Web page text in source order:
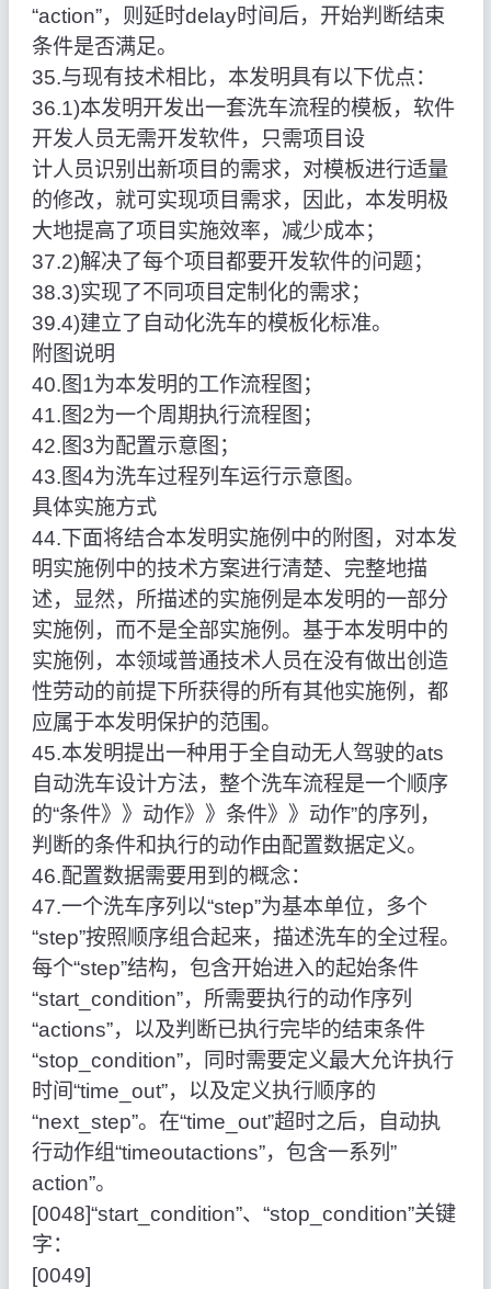
“action”，则延时delay时间后，开始判断结束
条件是否满足。
35.与现有技术相比，本发明具有以下优点：
36.1)本发明开发出一套洗车流程的模板，软件
开发人员无需开发软件，只需项目设
计人员识别出新项目的需求，对模板进行适量
的修改，就可实现项目需求，因此，本发明极
大地提高了项目实施效率，减少成本；
37.2)解决了每个项目都要开发软件的问题；
38.3)实现了不同项目定制化的需求；
39.4)建立了自动化洗车的模板化标准。
附图说明
40.图1为本发明的工作流程图；
41.图2为一个周期执行流程图；
42.图3为配置示意图；
43.图4为洗车过程列车运行示意图。
具体实施方式
44.下面将结合本发明实施例中的附图，对本发
明实施例中的技术方案进行清楚、完整地描
述，显然，所描述的实施例是本发明的一部分
实施例，而不是全部实施例。基于本发明中的
实施例，本领域普通技术人员在没有做出创造
性劳动的前提下所获得的所有其他实施例，都
应属于本发明保护的范围。
45.本发明提出一种用于全自动无人驾驶的ats
自动洗车设计方法，整个洗车流程是一个顺序
的“条件》》动作》》条件》》动作”的序列，
判断的条件和执行的动作由配置数据定义。
46.配置数据需要用到的概念：
47.一个洗车序列以“step”为基本单位，多个
“step”按照顺序组合起来，描述洗车的全过程。
每个“step”结构，包含开始进入的起始条件
“start_condition”，所需要执行的动作序列
“actions”，以及判断已执行完毕的结束条件
“stop_condition”，同时需要定义最大允许执行
时间“time_out”，以及定义执行顺序的
“next_step”。在“time_out”超时之后，自动执
行动作组“timeoutactions”，包含一系列”
action”。
[0048]“start_condition”、“stop_condition”关键
字：
[0049]